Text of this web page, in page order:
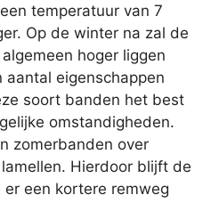
temperatuur van 7
Op de winter na zal de
hoger liggen
aantal eigenschappen
soort banden het best
omstandigheden.
zomerbanden over
Hierdoor blijft de
een kortere remweg